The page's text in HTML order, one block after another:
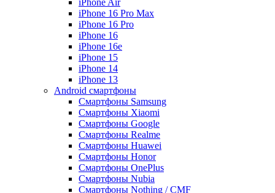
iPhone Air
iPhone 16 Pro Max
iPhone 16 Pro
iPhone 16
iPhone 16e
iPhone 15
iPhone 14
iPhone 13
Android cмартфоны
Смартфоны Samsung
Смартфоны Xiaomi
Смартфоны Google
Смартфоны Realme
Смартфоны Huawei
Смартфоны Honor
Смартфоны OnePlus
Смартфоны Nubia
Смартфоны Nothing / CMF